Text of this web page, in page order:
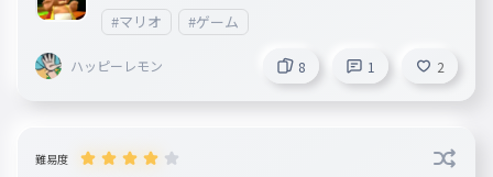
#マリオ #ゲーム
ハッピーレモン 8 1 2
難易度